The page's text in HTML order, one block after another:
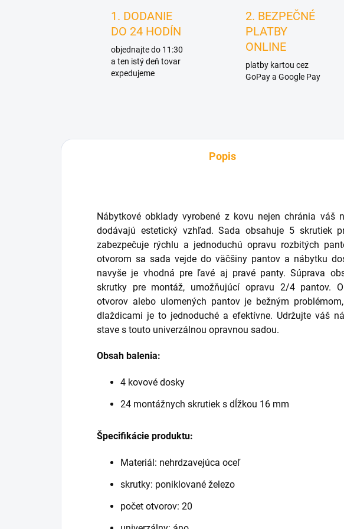
1. DODANIE
DO 24 HODÍN
objednajte do 11:30
a ten istý deň tovar
expedujeme
2. BEZPEČNÉ
PLATBY
ONLINE
platby kartou cez
GoPay a Google Pay
Popis
Nábytkové obklady vyrobené z kovu nejen chránia váš
dodávajú estetický vzhľad. Sada obsahuje 5 skrutiek
zabezpečuje rýchlu a jednoduchú opravu rozbitých
otvorom sa sada vejde do väčšiny pantov a nábytku
navyše je vhodná pre ľavé aj pravé panty. Súprava
skrutky pre montáž, umožňujúcí opravu 2/4 pantov.
otvorov alebo ulomených pantov je bežným
dlaždicami je to jednoduché a efektívne. Udržujte váš
stave s touto univerzálnou opravnou sadou.
Obsah balenia:
4 kovové dosky
24 montážnych skrutiek s dĺžkou 16 mm
Špecifikácie produktu:
Materiál: nehrdzavejúca oceľ
skrutky: poniklované železo
počet otvorov: 20